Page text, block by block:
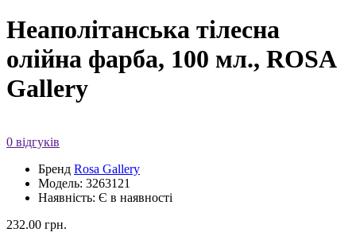
Неаполітанська тілесна
олійна фарба, 100 мл., ROSA
Gallery
0 відгуків
Бренд Rosa Gallery
Модель: 3263121
Наявність: Є в наявності
232.00 грн.